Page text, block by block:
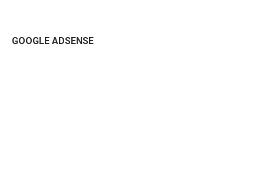
GOOGLE ADSENSE